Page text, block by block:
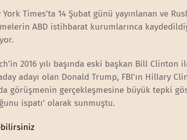
Times’ta 14 Şubat günü yayınlanan ve
ABD istihbarat kurumlarınca
2016 yılı başında eski başkan Bill Clinton
adayı olan Donald Trump, FBI’ın Hillary
görüşmenin gerçekleşmesine büyük tepki
ispatı’ olarak sunmuştu.